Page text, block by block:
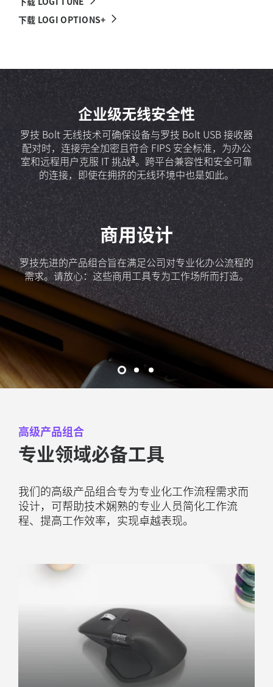
下载 LOGI OPTIONS+
企业级无线安全性
罗技 Bolt 无线技术可确保设备与罗技 Bolt USB 接收器
配对时，连接完全加密且符合 FIPS 安全标准，为办公
室和远程用户克服 IT 挑战3罗技 Bolt 无线产品无法与其他
。跨平台兼容性和安全可靠
的连接，即使在拥挤的无线环境中也是如此。
使用 Sync 检查设备状态
罗技 Sync 使 IT 部门可以轻松了解公司分发的外围设
备，并监控其采用情况4 需要在每台设备上下载 Logi
，更轻松地检查已部署的设
备。员工可以通过 Logi Tune 应用程序查看电池续航时
间和固件版本。5支持 Windows 和
了解罗技 SYNC 了解 LOGI TUNE
单一供应商采购
我们的高级产品组合完善了罗技的产品组合，并使 IT
采购者能够依靠罗技作为单一供应商实现标准化。选购
一系列适用于商用的产品，从个人办公空间外围设备到
团队办公空间设备，应有尽有。
了解罗技商业
商用设计
罗技先进的产品组合旨在满足公司对专业化办公流程的
需求。请放心：这些商用工具专为工作场所而打造。
高级产品组合
专业领域必备工具
我们的高级产品组合专为专业化工作流程需求而
设计，可帮助技术娴熟的专业人员简化工作流
程、提高工作效率，实现卓越表现。